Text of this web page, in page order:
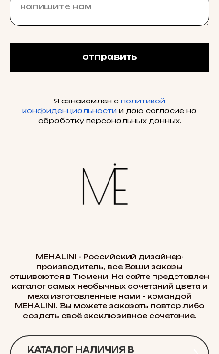
отправить
Я ознакомлен с политикой
конфиденциальности и даю согласие на
обработку персональных данных.
MEHALINI - Российский дизайнер-
производитель, все Ваши заказы
отшиваются в Тюмени. На сайте представлен
каталог самых необычных сочетаний цвета и
меха изготовленные нами - командой
MEHALINI. Вы можете заказать повтор либо
создать своё эксклюзивное сочетание.
КАТАЛОГ НАЛИЧИЯ В